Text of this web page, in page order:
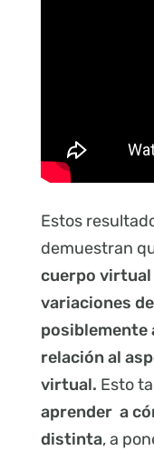
Estos
demuestran
cuerpo virtual
variaciones
posiblemente
relación al
virtual. Esto
aprender a
distinta, a